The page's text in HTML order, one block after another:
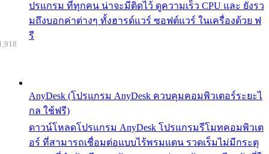
ปรแกรม ที่ทุกคน น่าจะมีติดไว้ ดูความเร็ว CPU และ ยังรว
มถึงบอกค่าต่างๆ ทั้งฮารด์แวร์ ซอฟต์แวร์ ในเครื่องด้วย ฟ
รี
AnyDesk (โปรแกรม AnyDesk ควบคุมคอมพิวเตอร์ระยะไ
กล ใช้ฟรี)
ดาวน์โหลดโปรแกรม AnyDesk โปรแกรมรีโมทคอมพิวเต
อร์ ที่สามารถเชื่อมต่อแบบไร้พรมแดน รวดเร็มไม่มีกระตุ